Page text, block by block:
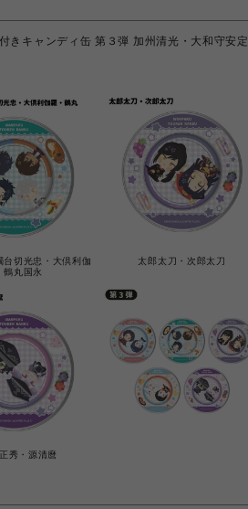
きキャンディ缶 第３弾 加州清光・大和守安定
台切光忠・大倶利伽
鶴丸国永
太郎太刀・次郎太刀
秀・源清麿